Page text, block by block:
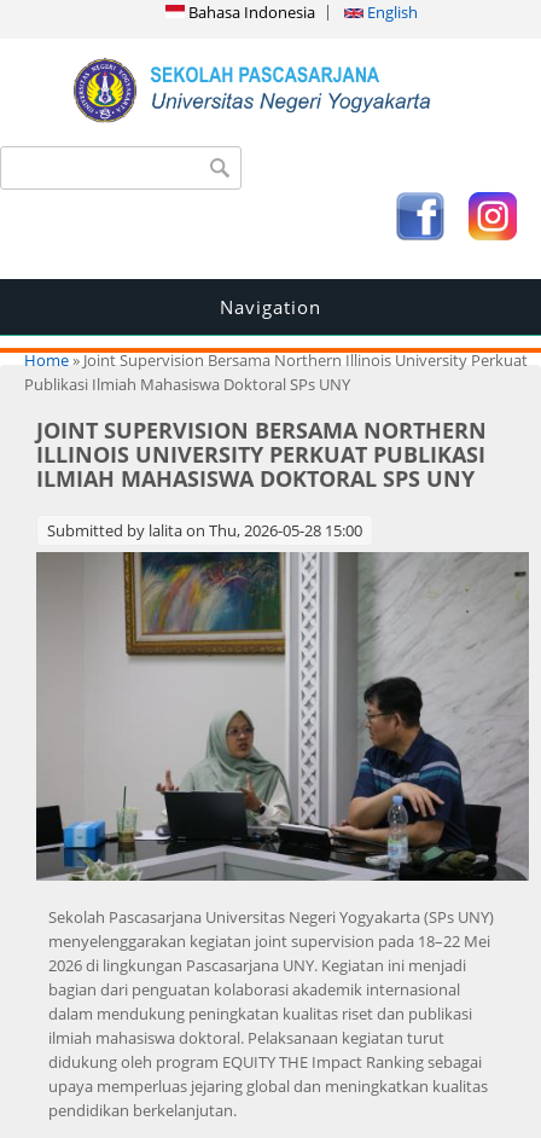
Bahasa Indonesia English
Search form
Navigation
You are here
Home» Joint Supervision Bersama Northern Illinois University Perkuat
Publikasi Ilmiah Mahasiswa Doktoral SPs UNY
JOINT SUPERVISION BERSAMA NORTHERN
ILLINOIS UNIVERSITY PERKUAT PUBLIKASI
ILMIAH MAHASISWA DOKTORAL SPS UNY
Submitted by lalitaon Thu, 2026-05-28 15:00
Sekolah Pascasarjana Universitas Negeri Yogyakarta (SPs UNY)
menyelenggarakan kegiatan joint supervision pada 18–22 Mei
2026 di lingkungan Pascasarjana UNY. Kegiatan ini menjadi
bagian dari penguatan kolaborasi akademik internasional
dalam mendukung peningkatan kualitas riset dan publikasi
ilmiah mahasiswa doktoral. Pelaksanaan kegiatan turut
didukung oleh program EQUITY THE Impact Ranking sebagai
upaya memperluas jejaring global dan meningkatkan kualitas
pendidikan berkelanjutan.